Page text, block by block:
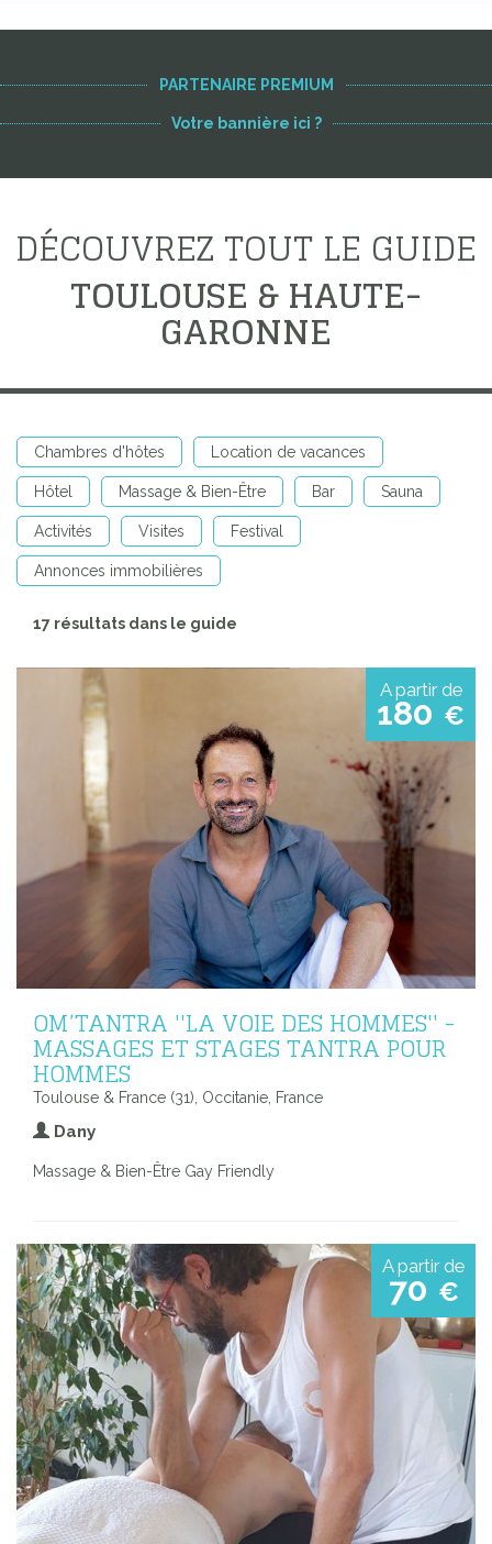
PARTENAIRE PREMIUM
Votre bannière ici ?
DÉCOUVREZ TOUT LE GUIDE
TOULOUSE & HAUTE-
GARONNE
Chambres d'hôtes Location de vacances
Hôtel Massage & Bien-Être Bar Sauna
Activités Visites Festival
Annonces immobilières
17 résultats dans le guide
A partir de
180 €
OM’TANTRA ''LA VOIE DES HOMMES'' -
MASSAGES ET STAGES TANTRA POUR
HOMMES
Toulouse & France (31), Occitanie, France
Dany
Massage & Bien-Être Gay Friendly
A partir de
70 €